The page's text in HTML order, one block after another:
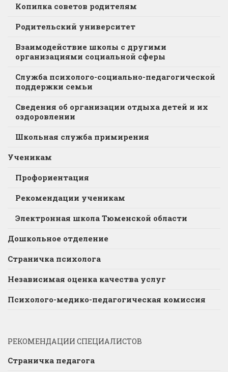
Копилка советов родителям
Родительский университет
Взаимодействие школы с другими
организациями социальной сферы
Служба психолого-социально-педагогической
поддержки семьи
Сведения об организации отдыха детей и их
оздоровлении
Школьная служба примирения
Ученикам
Профориентация
Рекомендации ученикам
Электронная школа Тюменской области
Дошкольное отделение
Страничка психолога
Независимая оценка качества услуг
Психолого-медико-педагогическая комиссия
РЕКОМЕНДАЦИИ СПЕЦИАЛИСТОВ
Страничка педагога